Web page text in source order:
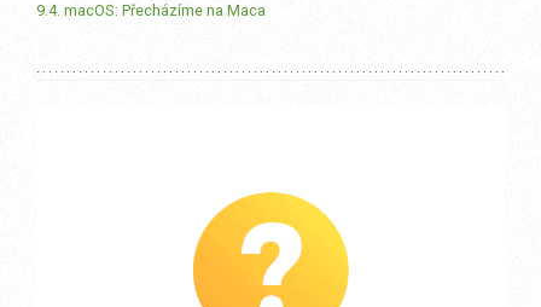
9.4. macOS: Přecházíme na Maca